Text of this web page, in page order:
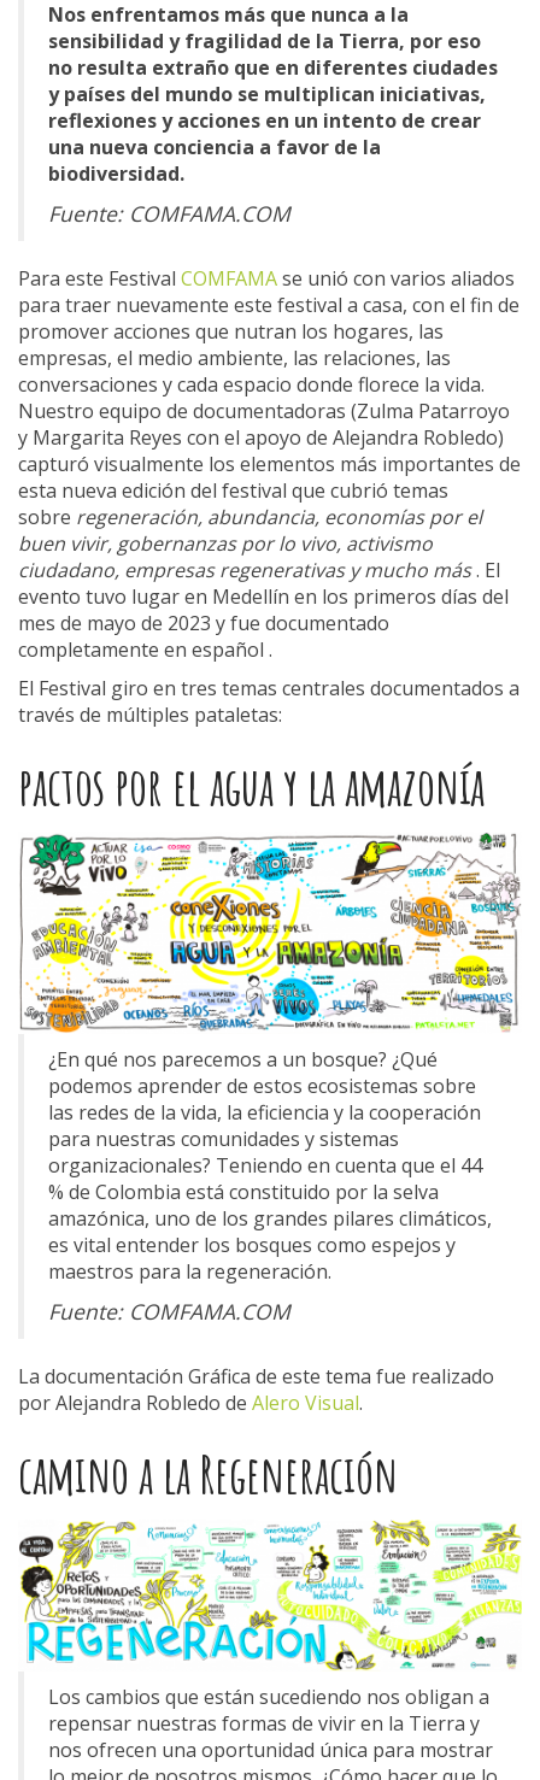
Nos enfrentamos más que nunca a la
sensibilidad y fragilidad de la Tierra, por eso
no resulta extraño que en diferentes ciudades
y países del mundo se multiplican iniciativas,
reflexiones y acciones en un intento de crear
una nueva conciencia a favor de la
biodiversidad.
Fuente: COMFAMA.COM
Para este Festival COMFAMAse unió con varios aliados
para traer nuevamente este festival a casa, con el fin de
promover acciones que nutran los hogares, las
empresas, el medio ambiente, las relaciones, las
conversaciones y cada espacio donde florece la vida.
Nuestro equipo de documentadoras (Zulma Patarroyo
y Margarita Reyes con el apoyo de Alejandra Robledo)
capturó visualmente los elementos más importantes de
esta nueva edición del festival que cubrió temas
sobre regeneración, abundancia, economías por el
buen vivir, gobernanzas por lo vivo, activismo
ciudadano, empresas regenerativas y mucho más. El
evento tuvo lugar en Medellín en los primeros días del
mes de mayo de 2023 y fue documentado
completamente en español .
El Festival giro en tres temas centrales documentados a
través de múltiples pataletas:
pactos por el agua y la amazonía
¿En qué nos parecemos a un bosque? ¿Qué
podemos aprender de estos ecosistemas sobre
las redes de la vida, la eficiencia y la cooperación
para nuestras comunidades y sistemas
organizacionales? Teniendo en cuenta que el 44
% de Colombia está constituido por la selva
amazónica, uno de los grandes pilares climáticos,
es vital entender los bosques como espejos y
maestros para la regeneración.
Fuente: COMFAMA.COM
La documentación Gráfica de este tema fue realizado
por Alejandra Robledo de Alero Visual.
camino a la Regeneración
Los cambios que están sucediendo nos obligan a
repensar nuestras formas de vivir en la Tierra y
nos ofrecen una oportunidad única para mostrar